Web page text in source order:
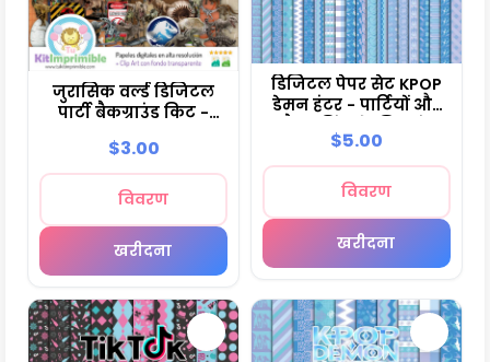
जुरासिक वर्ल्ड डिजिटल
पार्टी बैकग्राउंड किट -
$3.00
विवरण
खरीदना
डिजिटल पेपर सेट KPOP
डेमन हंटर - पार्टियों और
$5.00
विवरण
खरीदना